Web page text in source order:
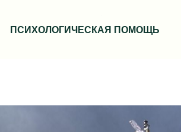
ПСИХОЛОГИЧЕСКАЯ ПОМОЩЬ